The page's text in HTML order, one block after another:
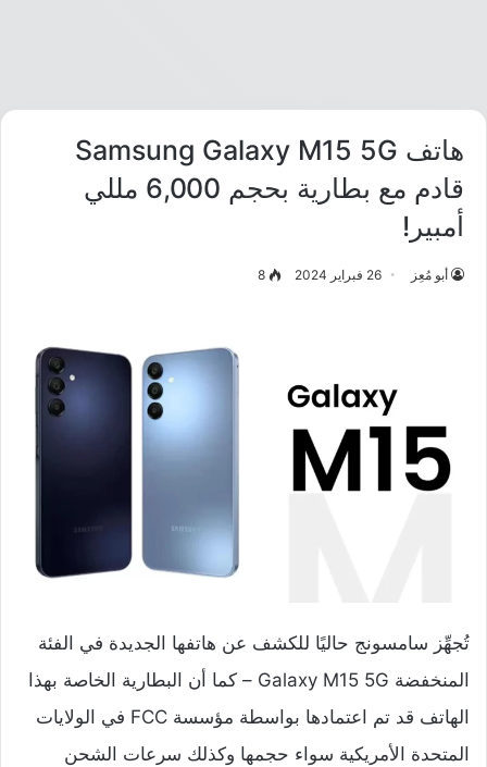
هاتف Samsung Galaxy M15 5G
قادم مع بطارية بحجم 6,000 مللي
أمبير!
أبو مُعِز 26 فبراير 2024 8
تُجهِّز سامسونج حاليًا للكشف عن هاتفها الجديدة في الفئة
المنخفضة Galaxy M15 5G – كما أن البطارية الخاصة بهذا
الهاتف قد تم اعتمادها بواسطة مؤسسة FCC في الولايات
المتحدة الأمريكية سواء حجمها وكذلك سرعات الشحن